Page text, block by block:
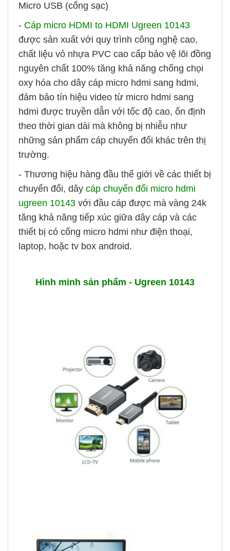
Micro USB (cổng sạc)
- Cáp micro HDMI to HDMI Ugreen 10143
được sản xuất với quy trình công nghệ cao,
chất liệu vỏ nhựa PVC cao cấp bảo vệ lõi đồng
nguyên chất 100% tăng khả năng chống chọi
oxy hóa cho dây cáp micro hdmi sang hdmi,
đảm bảo tín hiệu video từ micro hdmi sang
hdmi được truyền dẫn với tốc độ cao, ổn định
theo thời gian dài mà không bị nhiễu như
những sản phẩm cáp chuyển đổi khác trên thị
trường.
- Thương hiệu hàng đầu thế giới về các thiết bị
chuyển đổi, dây cáp chuyển đổi micro hdmi
ugreen 10143 với đầu cáp được mà vàng 24k
tăng khả năng tiếp xúc giữa dây cáp và các
thiết bị có cổng micro hdmi như điện thoại,
laptop, hoặc tv box android.
Hình minh sản phẩm - Ugreen 10143